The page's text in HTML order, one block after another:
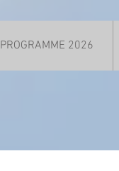
PROGRAMME 2026